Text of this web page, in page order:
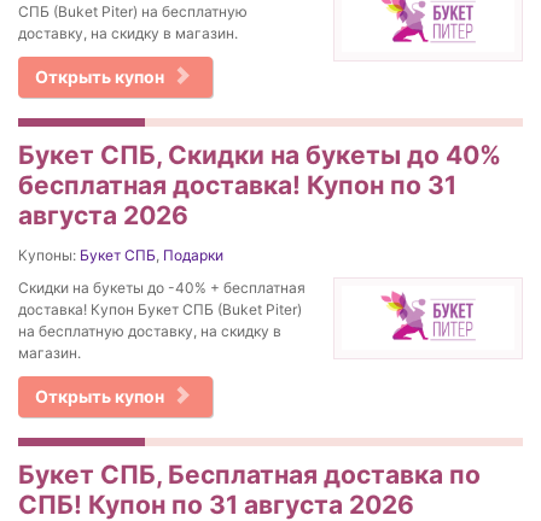
СПБ (Buket Piter) на бесплатную
доставку, на скидку в магазин.
Открыть купон
Букет СПБ, Скидки на букеты до 40%
бесплатная доставка! Купон по 31
августа 2026
Купоны: Букет СПБ, Подарки
Скидки на букеты до -40% + бесплатная
доставка! Купон Букет СПБ (Buket Piter)
на бесплатную доставку, на скидку в
магазин.
Открыть купон
Букет СПБ, Бесплатная доставка по
СПБ! Купон по 31 августа 2026